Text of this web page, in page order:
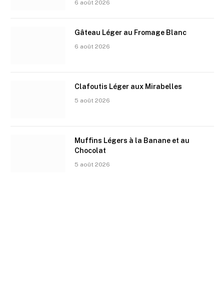
6 août 2026
Gâteau Léger au Fromage Blanc
6 août 2026
Clafoutis Léger aux Mirabelles
5 août 2026
Muffins Légers à la Banane et au
Chocolat
5 août 2026